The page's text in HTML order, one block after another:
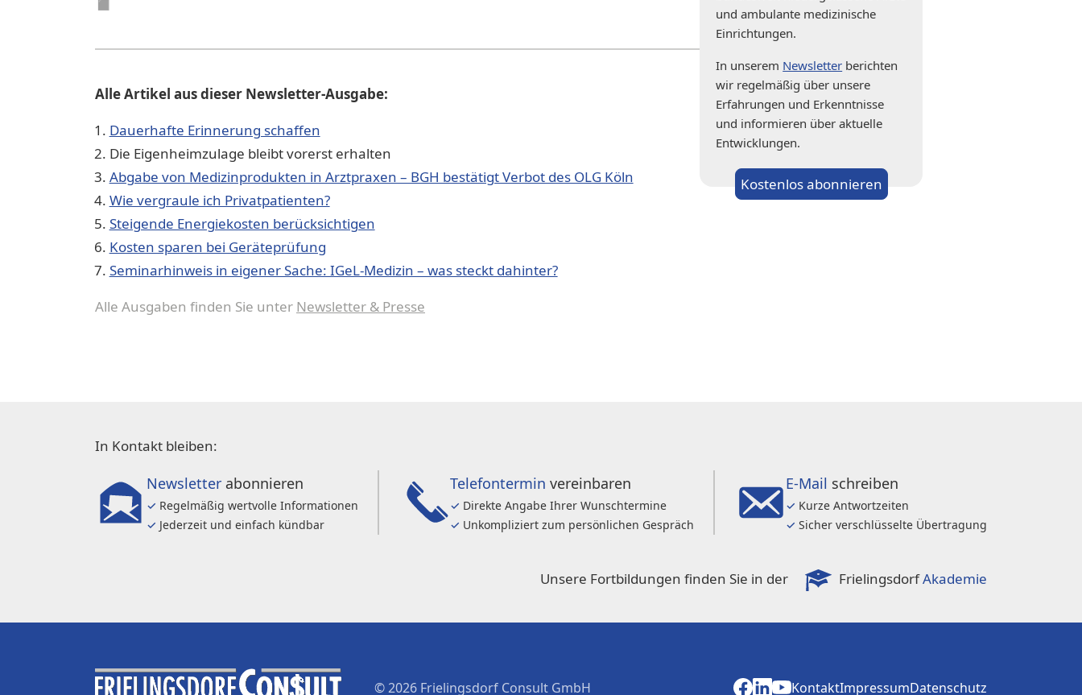
◼︎
Alle Artikel aus dieser Newsletter-Ausgabe:
Dauerhafte Erinnerung schaffen
Die Eigenheimzulage bleibt vorerst erhalten
Abgabe von Medizinprodukten in Arztpraxen – BGH bestätigt Verbot des OLG Köln
Wie vergraule ich Privatpatienten?
Steigende Energiekosten berücksichtigen
Kosten sparen bei Geräteprüfung
Seminarhinweis in eigener Sache: IGeL-Medizin – was steckt dahinter?
Alle Ausgaben finden Sie unter Newsletter & Presse
und ambulante medizinische
Einrichtungen.
In unserem Newsletter berichten
wir regelmäßig über unsere
Erfahrungen und Erkenntnisse
und informieren über aktuelle
Entwicklungen.
Kostenlos abonnieren
In Kontakt bleiben:
Newsletter abonnieren
✓ Regelmäßig wertvolle Informationen
✓ Jederzeit und einfach kündbar
Telefontermin vereinbaren
✓ Direkte Angabe Ihrer Wunschtermine
✓ Unkompliziert zum persönlichen Gespräch
E-Mail schreiben
✓ Kurze Antwortzeiten
✓ Sicher verschlüsselte Übertragung
Unsere Fortbildungen finden Sie in der FrielingsdorfAkademie
© 2026 Frielingsdorf Consult GmbH KontaktImpressumDatenschutz